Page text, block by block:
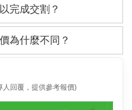
完成交割？
為什麼不同？
人回覆，提供參考報價)